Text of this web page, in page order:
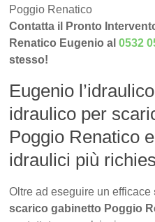
Poggio Renatico
Contatta il Pronto
Renatico Eugenio al0532
stesso!
Eugenio
idraulico per
Poggio Renatico
idraulici più
Oltre ad eseguire un efficace
scarico gabinetto Poggio